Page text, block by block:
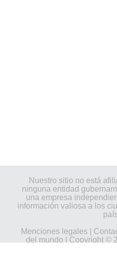
Nuestro sitio no está
ninguna entidad
una empresa
información valiosa a los
Menciones legales
del mundo | Copyright ©